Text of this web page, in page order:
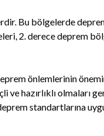
Bu bölgelerde
2. derece deprem
önlemlerinin
ve hazırlıklı olmaları
standartlarına